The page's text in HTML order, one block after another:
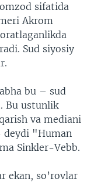
sifatida
Akrom
Sud siyosiy
bu – sud
Bu ustunlik
va mediani
deydi "Human
Sinkler-Vebb.
ekan, so’rovlar